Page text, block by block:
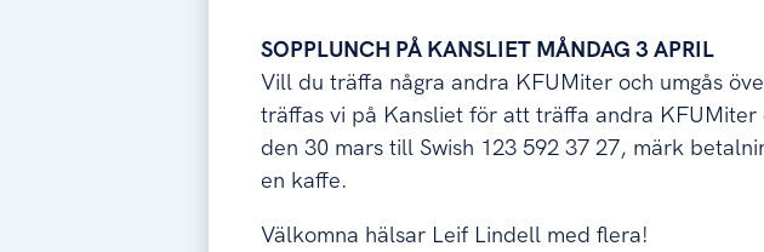
SOPPLUNCH PÅ KANSLIET MÅNDAG 3 APRIL
Vill du träffa några andra KFUMiter och umgås
träffas vi på Kansliet för att träffa andra
den 30 mars till Swish 123 592 37 27, märk
en kaffe.
Välkomna hälsar Leif Lindell med flera!